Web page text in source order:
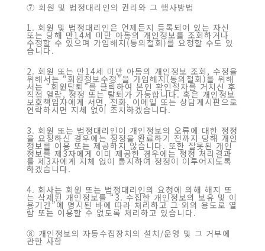
⑦ 회원 및 법정대리인의 권리와 그 행사방법
1. 회원 및 법정대리인은 언제든지 등록되어 있는 자신
또는 당해 만14세 미만 아동의 개인정보를 조회하거나
수정할 수 있으며 가입해지(동의철회)를 요청할 수도 있
습니다.
2. 회원 또는 만14세 미만 아동의 개인정보 조회, 수정을
위해서는 “회원정보수정”을 가입해지(동의철회)를 위해
서는 “회원탈퇴”를 클릭하여 본인 확인절차를 거치신 후
직접 열람, 정정 또는 탈퇴가 가능합니다. 혹은 개인정보
보호책임자에게 서면, 전화, 이메일 또는 상담게시판으로
연락하시면 지체 없이 조치하겠습니다.
3. 회원 또는 법정대리인이 개인정보의 오류에 대한 정정
을 요청하신 경우에는 정정을 완료하기 전까지 당해 개인
정보를 이용 또는 제공하지 않습니다. 또한 잘못된 개인
정보를 제3자에게 이미 제공한 경우에는 정정 처리결과
를 제3자에게 지체 없이 통지하여 정정이 이루어지도록
하겠습니다.
4. 회사는 회원 또는 법정대리인의 요청에 의해 해지 또
는 삭제된 개인정보를 “3. 수집한 개인정보의 보유 및 이
용기간”에 명시된 바에 따라 처리하고 그 외의 용도로 열
람 또는 이용할 수 없도록 처리하고 있습니다.
⑧ 개인정보의 자동수집장치의 설치/운영 및 그 거부에
관한 사항